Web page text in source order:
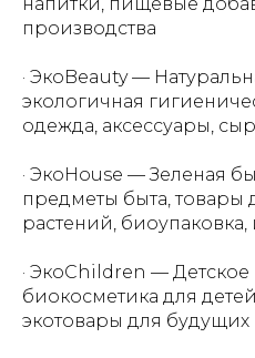
производства
· ЭкоBeauty —
экологичная
одежда, аксессуары,
· ЭкоHouse — Зеленая
предметы быта, товары
растений,
· ЭкоChildren —
биокосметика для
экотовары для будущих